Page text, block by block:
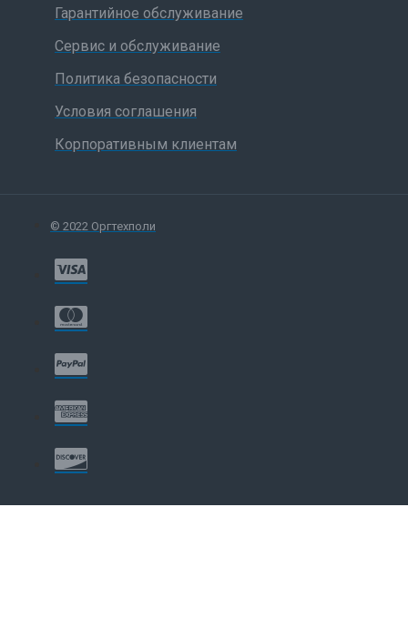
Гарантийное обслуживание
Сервис и обслуживание
Политика безопасности
Условия соглашения
Корпоративным клиентам
© 2022 Оргтехполи